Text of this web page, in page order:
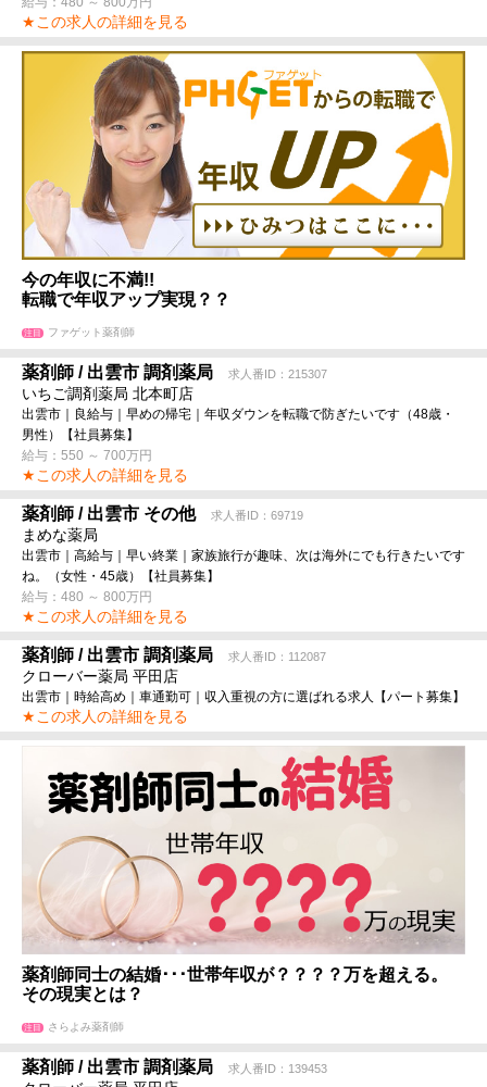
★この求人の詳細を見る
今の年収に不満!!
転職で年収アップ実現？？
注目 ファゲット薬剤師
薬剤師 / 出雲市 調剤薬局 求人番ID：215307
いちご調剤薬局 北本町店
出雲市｜良給与｜早めの帰宅｜年収ダウンを転職で防ぎたいです（48歳・
男性）【社員募集】
給与：550 ～ 700万円
★この求人の詳細を見る
薬剤師 / 出雲市 その他 求人番ID：69719
まめな薬局
出雲市｜高給与｜早い終業｜家族旅行が趣味、次は海外にでも行きたいです
ね。（女性・45歳）【社員募集】
給与：480 ～ 800万円
★この求人の詳細を見る
薬剤師 / 出雲市 調剤薬局 求人番ID：112087
クローバー薬局 平田店
出雲市｜時給高め｜車通勤可｜収入重視の方に選ばれる求人【パート募集】
★この求人の詳細を見る
薬剤師同士の結婚･･･世帯年収が？？？？万を超える。
その現実とは？
注目 さらよみ薬剤師
薬剤師 / 出雲市 調剤薬局 求人番ID：139453